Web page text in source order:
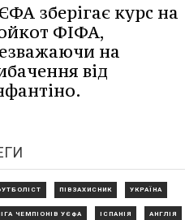
зберігає курс на
ФІФА,
на
від
ПІВЗАХИСНИК УКРАЇНА
ЧЕМПІОНІВ УЄФА ІСПАНІЯ АНГЛІЯ